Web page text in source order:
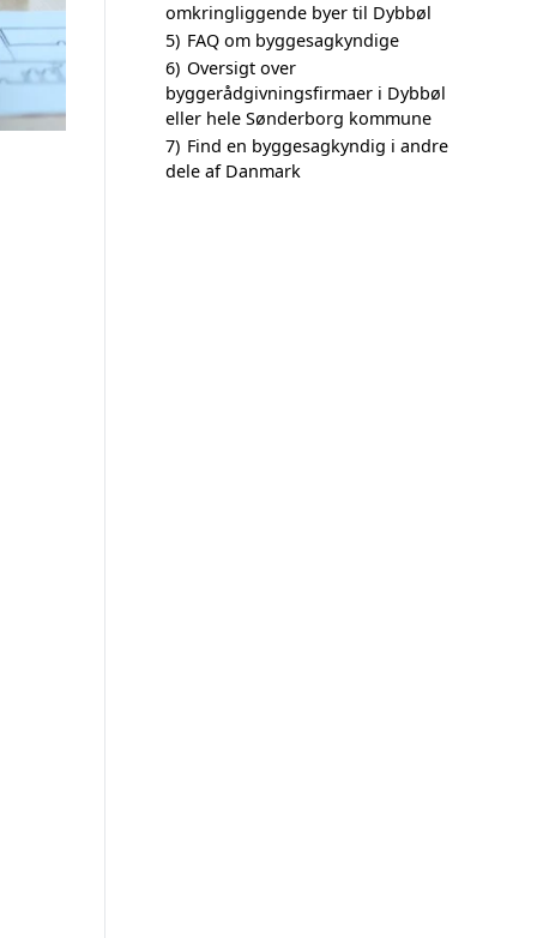
omkringliggende byer til Dybbøl
5) FAQ om byggesagkyndige
6) Oversigt over
byggerådgivningsfirmaer i Dybbøl
eller hele Sønderborg kommune
7) Find en byggesagkyndig i andre
dele af Danmark